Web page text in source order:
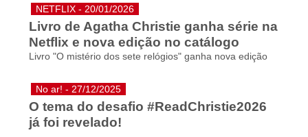
NETFLIX - 20/01/2026
Livro de Agatha Christie ganha série na
Netflix e nova edição no catálogo
Livro "O mistério dos sete relógios" ganha nova edição
No ar! - 27/12/2025
O tema do desafio #ReadChristie2026
já foi revelado!